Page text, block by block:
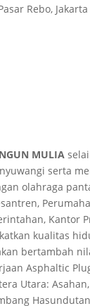
Rebo,
MULIA
serta
olahraga
Kantor
kualitas
bertambah
Asphaltic
Utara: